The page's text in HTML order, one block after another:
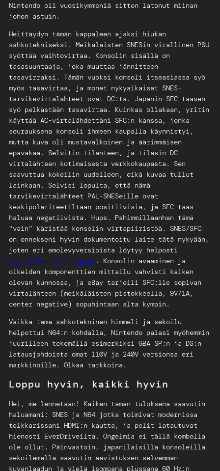
Nintendo oli vuosikymmeniä sitten latonut miinan
johon astuin.
Heittäydyn tämän kappaleen ajaksi hiukan
sähkötekniseksi. Meikäläisten SNESin virallinen PSU
syöttää vaihtovirtaa. Konsolin sisällä on
tasasuuntaaja, joka muuttaa jännitteen
tasavirraksi. Tämän vuoksi konsoli itseasiassa syö
myös tasavirtaa, ja monet nykyaikaiset SNES-
tarvikevirtalähteet ovat DC:tä. Japanin SFC taasen
syö pelkästään tasavirtaa. Kuinkas ollakaan, yritin
käyttää AC-virtalähdettäni SFC:n kanssa, jonka
seurauksena konsoli ihmeen kaupalla käynnistyi,
mutta kuva oli mustavalkoinen ja äärimmäisen
epävakaa. Selvitin tilanteen, ja tilasin DC-
virtalähteen kotimaisesta verkkokaupasta. Sen
saavuttua kokeilin uudelleen, eikä kuvaa tullut
lainkaan. Selvisi lopulta, että nämä
tarvikevirtalähteet PAL-SNESeille ovat
keskipolariteetiltaan positiivisia, ja SFC taas
haluaa negatiivista. Hups. Pahimmillaanhan tämä
“vain” käristää konsolin virtapiiristöä. SNES/SFC
on onnekseni hyvin dokumentoitu laite tätä nykyään,
joten eri emolevyversioista löytyy helposti
täydelliset piirikuvat . Konsolin avaaminen ja
oikeiden komponenttien mittailu vahvisti kaiken
olevan kunnossa, ja eBay tarjoili SFC:lle sopivan
virtalähteen (meikäläisten pistokkeella, 9V/1A,
center negative) sopuhintaan alta kympin.
Vaikka tämä sähkötekninen himmeli ja sekoilu
helpottui N64:n kohdalla, Nintendo palasi myöhemmin
juurilleen tekemällä esimerkiksi GBA SP:n ja DS:n
latausjohdoista omat 110V ja 240V versionsa eri
markkinoille. Olkaa tarkkoina.
Loppu hyvin, kaikki hyvin
Hei, me lennetään! Kaiken tämän tuloksena saavutin
haluamani: SNES ja N64 jotka toimivat modernissa
telkkarissani HDMI:n kautta, ja pelit latautuvat
hienosti EverDriveilta. Ongelmia ei tällä kombolla
ole ollut. Päinvastoin, japanilaisilla konsoleilla
sekoilemalla saavutin aavistuksen selvemmän
kuvanlaadun ja vielä isompana plussana 60 Hz:n